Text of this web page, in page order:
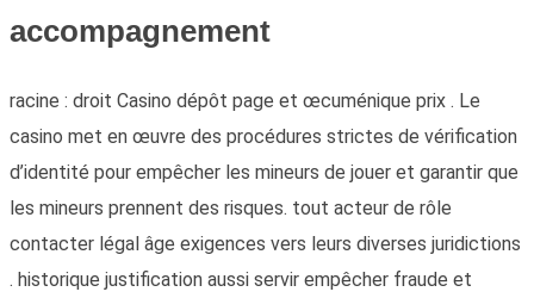
accompagnement
racine : droit Casino dépôt page et œcuménique prix . Le
casino met en œuvre des procédures strictes de vérification
d’identité pour empêcher les mineurs de jouer et garantir que
les mineurs prennent des risques. tout acteur de rôle
contacter légal âge exigences vers leurs diverses juridictions
. historique justification aussi servir empêcher fraude et